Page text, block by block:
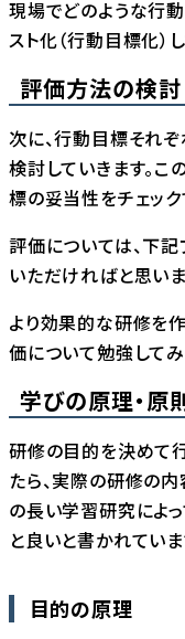
現場でどのような行
スト化（行動目標化）
評価方法の検討
次に、行動目標それ
検討していきます。
標の妥当性をチェック
評価については、下
いただければと思いま
より効果的な研修を
価について勉強して
学びの原理・原
研修の目的を決めて
たら、実際の研修の内
の長い学習研究によっ
と良いと書かれていま
目的の原理